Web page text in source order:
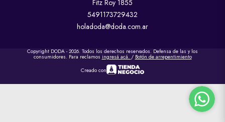
Fitz Roy 1855
5491173729432
holadoda@doda.com.ar
Copyright DODA - 2026. Todos los derechos reservados. Defensa de las y los
consumidores. Para reclamos ingresá acá. / Botón de arrepentimiento
Creado con